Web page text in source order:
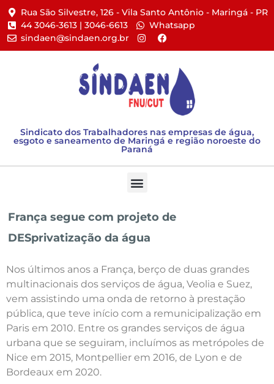
Rua São Silvestre, 126 - Vila Santo Antônio - Maringá - PR​
44 3046-3613 | 3046-6613​
Whatsapp
sindaen@sindaen.org.br
Sindicato dos Trabalhadores nas empresas de água,
esgoto e saneamento de Maringá e região noroeste do
Paraná
França segue com projeto de
DESprivatização da água
Nos últimos anos a França, berço de duas grandes
multinacionais dos serviços de água, Veolia e Suez,
vem assistindo uma onda de retorno à prestação
pública, que teve início com a remunicipalização em
Paris em 2010. Entre os grandes serviços de água
urbana que se seguiram, incluímos as metrópoles de
Nice em 2015, Montpellier em 2016, de Lyon e de
Bordeaux em 2020.